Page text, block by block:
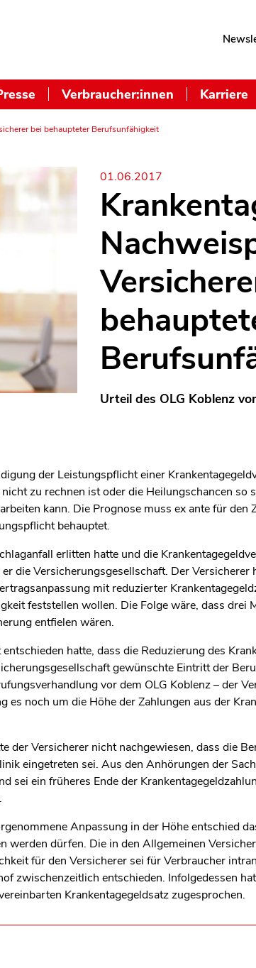
Verbraucher:innen Karriere
bei behaupteter Berufsunfähigkeit
01.06.2017
Urteil des OLG Koblenz
der Leistungspflicht einer
zu rechnen ist oder die Heilungschancen so
kann. Die Prognose muss ex ante für den
behauptet.
erlitten hatte und die
die Versicherungsgesellschaft. Der Versicherer
mit reduzierter
feststellen wollen. Die Folge wäre, dass drei
entfielen wären.
hatte, dass die Reduzierung des
gewünschte Eintritt der
vor dem OLG Koblenz – der
noch um die Höhe der Zahlungen aus der
der Versicherer nicht nachgewiesen, dass die
eingetreten sei. Aus den Anhörungen der
sei ein früheres Ende der
Anpassung in der Höhe entschied
werden dürfen. Die in den Allgemeinen
für den Versicherer sei für Verbraucher
zwischenzeitlich entschieden. Infolgedessen
Krankentagegeldsatz zugesprochen.